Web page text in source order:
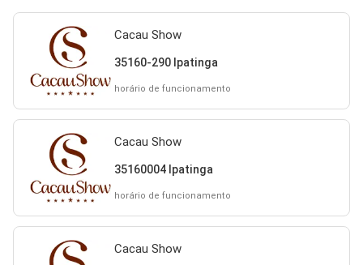
Cacau Show
35160-290 Ipatinga
horário de funcionamento
Cacau Show
35160004 Ipatinga
horário de funcionamento
Cacau Show